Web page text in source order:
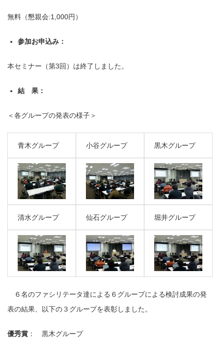
無料（懇親会:1,000円）
参加お申込み：
本セミナー（第3回）は終了しました。
結 果：
＜各グループの発表の様子＞
青木グループ 小谷グループ 黒木グループ
清水グループ 仙石グループ 堀井グループ
６名のファシリテータ達による６グループによる検討成果の発
表の結果、以下の３グループを表彰しました。
優秀賞 ： 黒木グループ